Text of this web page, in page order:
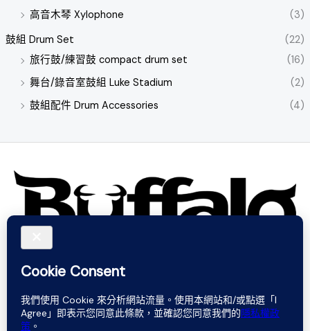
高音木琴 Xylophone
(3)
鼓組 Drum Set
(22)
旅行鼓/練習鼓 compact drum set
(16)
舞台/錄音室鼓組 Luke Stadium
(2)
鼓組配件 Drum Accessories
(4)
Do not rely on words. Believe in sound.